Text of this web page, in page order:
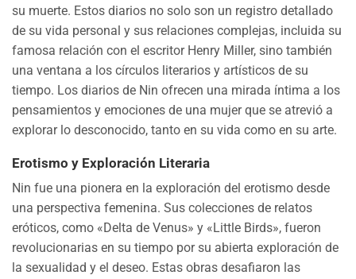
su muerte. Estos diarios no solo son un registro detallado
de su vida personal y sus relaciones complejas, incluida su
famosa relación con el escritor Henry Miller, sino también
una ventana a los círculos literarios y artísticos de su
tiempo. Los diarios de Nin ofrecen una mirada íntima a los
pensamientos y emociones de una mujer que se atrevió a
explorar lo desconocido, tanto en su vida como en su arte.
Erotismo y Exploración Literaria
Nin fue una pionera en la exploración del erotismo desde
una perspectiva femenina. Sus colecciones de relatos
eróticos, como «Delta de Venus» y «Little Birds», fueron
revolucionarias en su tiempo por su abierta exploración de
la sexualidad y el deseo. Estas obras desafiaron las